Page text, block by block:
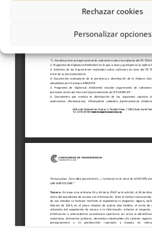
Rechazar cookies
Personalizar opciones